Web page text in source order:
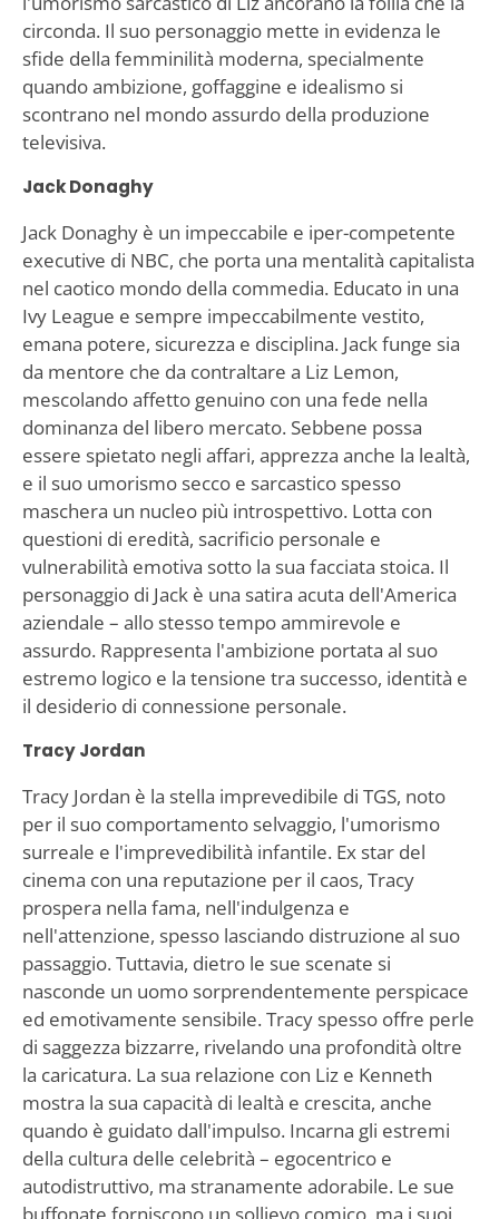
circonda. Il suo personaggio mette in evidenza le
sfide della femminilità moderna, specialmente
quando ambizione, goffaggine e idealismo si
scontrano nel mondo assurdo della produzione
televisiva.
Jack Donaghy
Jack Donaghy è un impeccabile e iper-competente
executive di NBC, che porta una mentalità capitalista
nel caotico mondo della commedia. Educato in una
Ivy League e sempre impeccabilmente vestito,
emana potere, sicurezza e disciplina. Jack funge sia
da mentore che da contraltare a Liz Lemon,
mescolando affetto genuino con una fede nella
dominanza del libero mercato. Sebbene possa
essere spietato negli affari, apprezza anche la lealtà,
e il suo umorismo secco e sarcastico spesso
maschera un nucleo più introspettivo. Lotta con
questioni di eredità, sacrificio personale e
vulnerabilità emotiva sotto la sua facciata stoica. Il
personaggio di Jack è una satira acuta dell'America
aziendale – allo stesso tempo ammirevole e
assurdo. Rappresenta l'ambizione portata al suo
estremo logico e la tensione tra successo, identità e
il desiderio di connessione personale.
Tracy Jordan
Tracy Jordan è la stella imprevedibile di TGS, noto
per il suo comportamento selvaggio, l'umorismo
surreale e l'imprevedibilità infantile. Ex star del
cinema con una reputazione per il caos, Tracy
prospera nella fama, nell'indulgenza e
nell'attenzione, spesso lasciando distruzione al suo
passaggio. Tuttavia, dietro le sue scenate si
nasconde un uomo sorprendentemente perspicace
ed emotivamente sensibile. Tracy spesso offre perle
di saggezza bizzarre, rivelando una profondità oltre
la caricatura. La sua relazione con Liz e Kenneth
mostra la sua capacità di lealtà e crescita, anche
quando è guidato dall'impulso. Incarna gli estremi
della cultura delle celebrità – egocentrico e
autodistruttivo, ma stranamente adorabile. Le sue
buffonate forniscono un sollievo comico, ma i suoi